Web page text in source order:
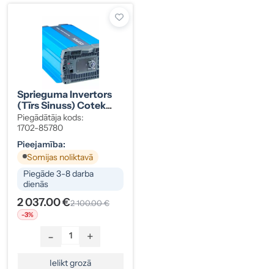
Sprieguma Invertors
(tīrs Sinuss) Cotek
48V 3000W
Piegādātāja kods:
1702-85780
Pieejamība:
Somijas noliktavā
Piegāde 3-8 darba
dienās
2 037.00 €2 100.00 €
-3%
- +
Ielikt grozā